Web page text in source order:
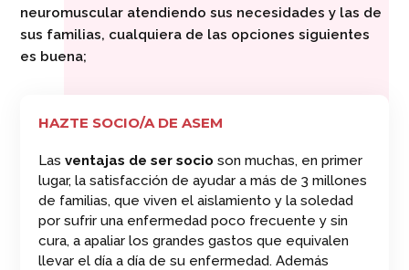
neuromuscular atendiendo sus necesidades y las de
sus familias, cualquiera de las opciones siguientes
es buena;
HAZTE SOCIO/A DE ASEM
Lasventajas de ser socio son muchas, en primer
lugar, la satisfacción de ayudar a más de 3 millones
de familias, que viven el aislamiento y la soledad
por sufrir una enfermedad poco frecuente y sin
cura, a apaliar los grandes gastos que equivalen
llevar el día a día de su enfermedad. Además